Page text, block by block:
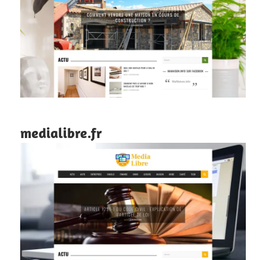
medialibre.fr